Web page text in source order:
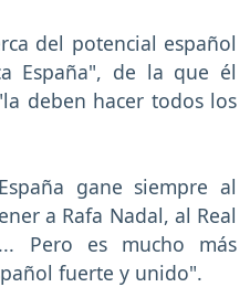
del potencial español
España", de la que él
deben hacer todos los
gane siempre al
a Rafa Nadal, al Real
Pero es mucho más
fuerte y unido".